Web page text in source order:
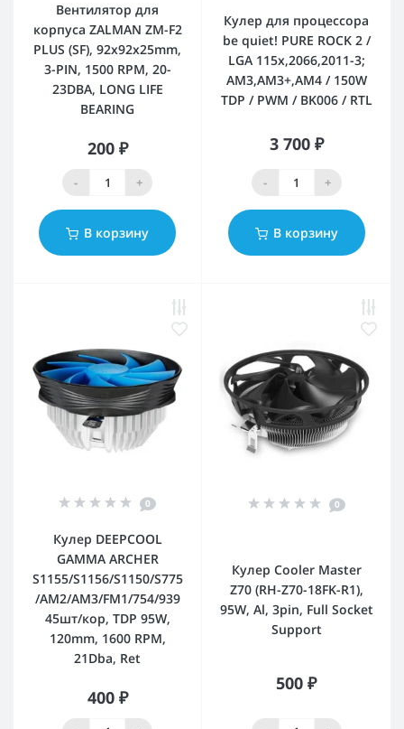
Вентилятор для
корпуса ZALMAN ZM-F2
PLUS (SF), 92x92x25mm,
3-PIN, 1500 RPM, 20-
23DBA, LONG LIFE
BEARING
200 ₽
- +
В корзину
Кулер для процессора
be quiet! PURE ROCK 2 /
LGA 115x,2066,2011-3;
AM3,AM3+,AM4 / 150W
TDP / PWM / BK006 / RTL
3 700 ₽
- +
В корзину
0
Кулер DEEPCOOL
GAMMA ARCHER
S1155/S1156/S1150/S775
/AM2/AM3/FM1/754/939
45шт/кор, TDP 95W,
120mm, 1600 RPM,
21Dba, Ret
400 ₽
0
Кулер Cooler Master
Z70 (RH-Z70-18FK-R1),
95W, Al, 3pin, Full Socket
Support
500 ₽